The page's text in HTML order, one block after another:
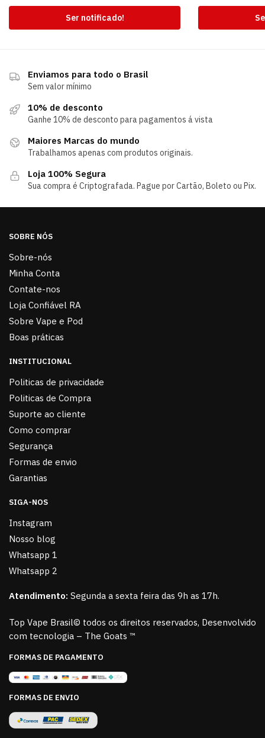
Ser notificado!
Enviamos para todo o Brasil
Sem valor mínimo
10% de desconto
Ganhe 10% de desconto para pagamentos á vista
Maiores Marcas do mundo
Trabalhamos apenas com produtos originais.
Loja 100% Segura
Sua compra é Criptografada. Pague por Cartão, Boleto ou Pix.
SOBRE NÓS
Sobre-nós
Minha Conta
Contate-nos
Loja Confiável RA
Sobre Vape e Pod
Boas práticas
INSTITUCIONAL
Politicas de privacidade
Politicas de Compra
Suporte ao cliente
Como comprar
Segurança
Formas de envio
Garantias
SIGA-NOS
Instagram
Nosso blog
Whatsapp 1
Whatsapp 2
Atendimento: Segunda a sexta feira das 9h as 17h.
Top Vape Brasil© todos os direitos reservados, Desenvolvido
com tecnologia – The Goats ™
FORMAS DE PAGAMENTO
FORMAS DE ENVIO